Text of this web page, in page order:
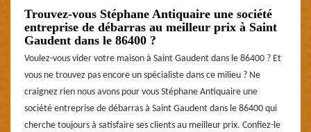
Trouvez-vous Stéphane Antiquaire une société
entreprise de débarras au meilleur prix à Saint
Gaudent dans le 86400 ?
Voulez-vous vider votre maison à Saint Gaudent dans le 86400 ? Et
vous ne trouvez pas encore un spécialiste dans ce milieu ? Ne
craignez rien nous avons pour vous Stéphane Antiquaire une
société entreprise de débarras à Saint Gaudent dans le 86400 qui
cherche toujours à satisfaire ses clients au meilleur prix. Confiez-le